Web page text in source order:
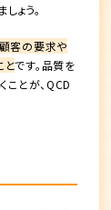
ょう。
客の要求や
とです。品質を
ことが、QCD